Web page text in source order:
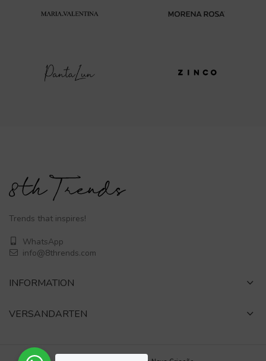
Trends that inspires!
WhatsApp
info@8thrends.com
INFORMATION
VERSANDARTEN